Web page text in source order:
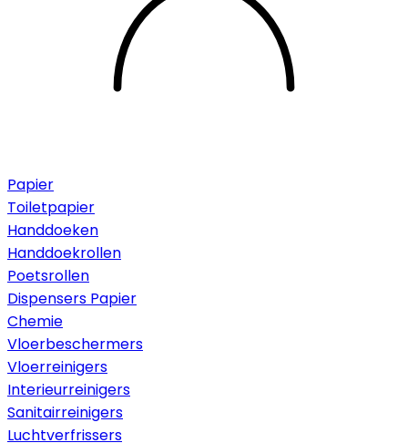
Papier
Toiletpapier
Handdoeken
Handdoekrollen
Poetsrollen
Dispensers Papier
Chemie
Vloerbeschermers
Vloerreinigers
Interieurreinigers
Sanitairreinigers
Luchtverfrissers